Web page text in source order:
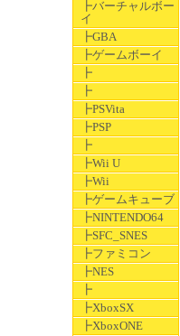
┣バーチャルボー
イ
┣GBA
┣ゲームボーイ
┣
┣
┣PSVita
┣PSP
┣
┣Wii U
┣Wii
┣ゲームキューブ
┣NINTENDO64
┣SFC_SNES
┣ファミコン
┣NES
┣
┣XboxSX
┣XboxONE